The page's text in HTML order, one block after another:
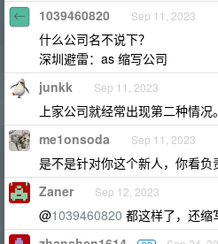
1039460820 Sep 11, 2023
什么公司名不说下？
深圳避雷：as 缩写公司
junkk Sep 11, 2023
上家公司就经常出现第二种情况
me1onsoda Sep 11, 2023
是不是针对你这个新人，你看
Zaner Sep 12, 2023
@1039460820 都这样了，还缩